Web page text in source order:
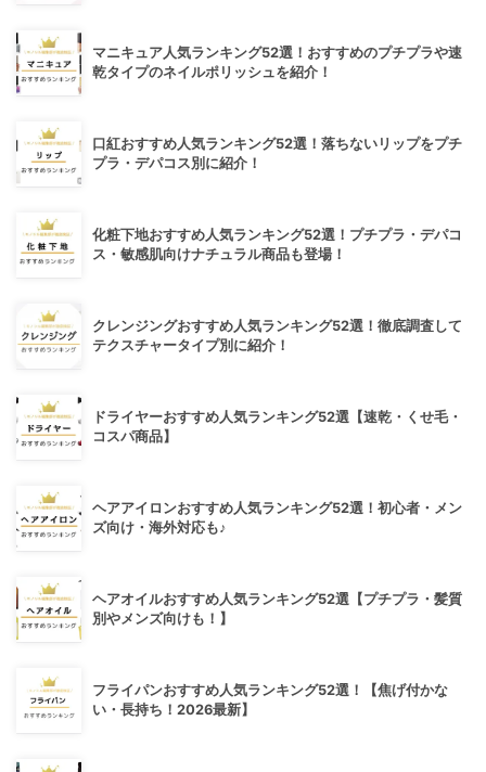
マニキュア人気ランキング52選！おすすめのプチプラや速
乾タイプのネイルポリッシュを紹介！
口紅おすすめ人気ランキング52選！落ちないリップをプチ
プラ・デパコス別に紹介！
化粧下地おすすめ人気ランキング52選！プチプラ・デパコ
ス・敏感肌向けナチュラル商品も登場！
クレンジングおすすめ人気ランキング52選！徹底調査して
テクスチャータイプ別に紹介！
ドライヤーおすすめ人気ランキング52選【速乾・くせ毛・
コスパ商品】
ヘアアイロンおすすめ人気ランキング52選！初心者・メン
ズ向け・海外対応も♪
ヘアオイルおすすめ人気ランキング52選【プチプラ・髪質
別やメンズ向けも！】
フライパンおすすめ人気ランキング52選！【焦げ付かな
い・長持ち！2026最新】